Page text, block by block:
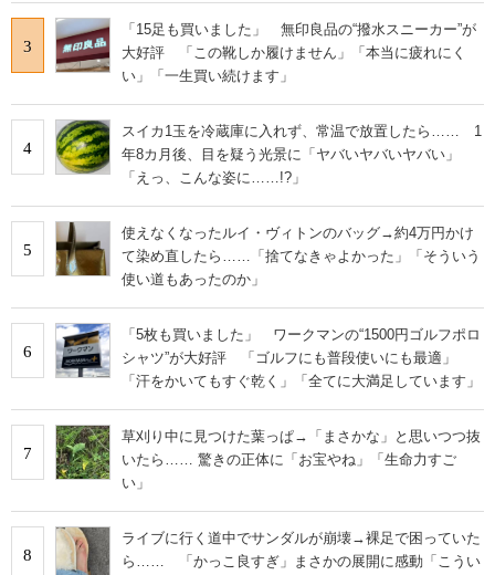
3
「15足も買いました」 無印良品の“撥水スニーカー”が
大好評 「この靴しか履けません」「本当に疲れにく
い」「一生買い続けます」
4
スイカ1玉を冷蔵庫に入れず、常温で放置したら…… 1
年8カ月後、目を疑う光景に「ヤバいヤバいヤバい」
「えっ、こんな姿に……!?」
5
使えなくなったルイ・ヴィトンのバッグ→約4万円かけ
て染め直したら……「捨てなきゃよかった」「そういう
使い道もあったのか」
6
「5枚も買いました」 ワークマンの“1500円ゴルフポロ
シャツ”が大好評 「ゴルフにも普段使いにも最適」
「汗をかいてもすぐ乾く」「全てに大満足しています」
7
草刈り中に見つけた葉っぱ→「まさかな」と思いつつ抜
いたら…… 驚きの正体に「お宝やね」「生命力すご
い」
8
ライブに行く道中でサンダルが崩壊→裸足で困っていた
ら…… 「かっこ良すぎ」まさかの展開に感動「こうい